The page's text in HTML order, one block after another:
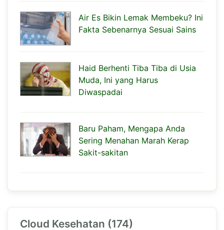
Air Es Bikin Lemak Membeku? Ini
Fakta Sebenarnya Sesuai Sains
Haid Berhenti Tiba Tiba di Usia
Muda, Ini yang Harus
Diwaspadai
Baru Paham, Mengapa Anda
Sering Menahan Marah Kerap
Sakit-sakitan
Cloud Kesehatan (174)